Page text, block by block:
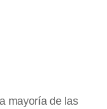
mayoría de las